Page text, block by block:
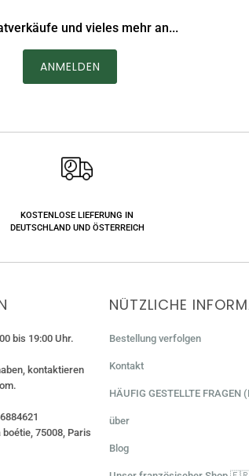
und vieles mehr an...
KOSTENLOSE LIEFERUNG IN
DEUTSCHLAND UND ÖSTERREICH
bis 19:00 Uhr.
kontaktieren
75008, Paris
NÜTZLICHE
Bestellung verfolgen
Kontakt
HÄUFIG GESTELLTE FRAGEN
über
Blog